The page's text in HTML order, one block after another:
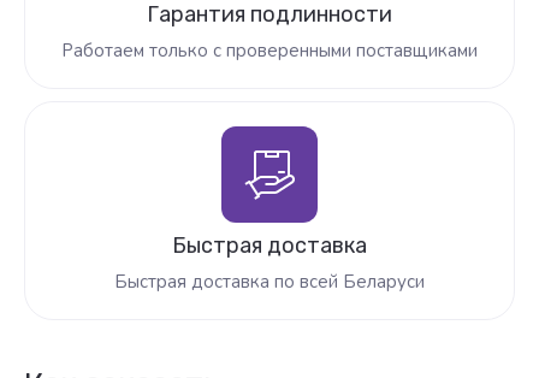
Гарантия подлинности
Работаем только с проверенными поставщиками
Быстрая доставка
Быстрая доставка по всей Беларуси